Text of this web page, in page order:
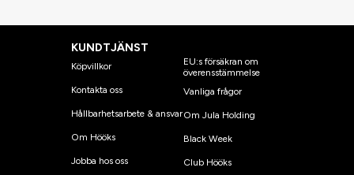
KUNDTJÄNST
Köpvillkor
Kontakta oss
Hållbarhetsarbete & ansvar
Om Hööks
Jobba hos oss
EU:s försäkran om
överensstämmelse
Vanliga frågor
Om Jula Holding
Black Week
Club Hööks